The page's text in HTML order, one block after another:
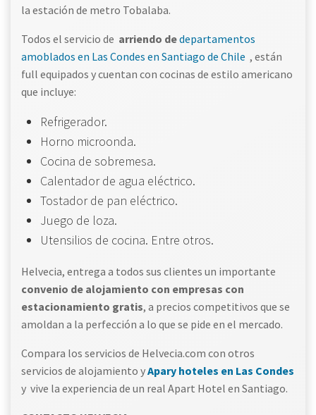
la estación de metro Tobalaba.
Todos el servicio de arriendo dedepartamentos
amoblados en Las Condes en Santiago de Chile , están
full equipados y cuentan con cocinas de estilo americano
que incluye:
Refrigerador.
Horno microonda.
Cocina de sobremesa.
Calentador de agua eléctrico.
Tostador de pan eléctrico.
Juego de loza.
Utensilios de cocina. Entre otros.
Helvecia, entrega a todos sus clientes un importante
convenio de alojamiento con empresas con
estacionamiento gratis, a precios competitivos que se
amoldan a la perfección a lo que se pide en el mercado.
Compara los servicios de Helvecia.com con otros
servicios de alojamiento yApary hoteles en Las Condes
y vive la experiencia de un real Apart Hotel en Santiago.